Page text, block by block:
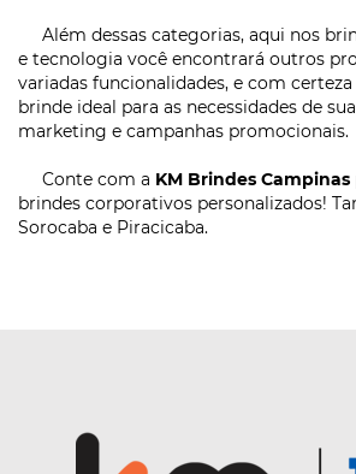
Além dessas categorias, aqui nos
e tecnologia você encontrará outros
variadas funcionalidades, e com
brinde ideal para as necessidades de
marketing e campanhas promocionais.
Conte com a KM Brindes Campinas
brindes corporativos personalizados!
Sorocaba e Piracicaba.